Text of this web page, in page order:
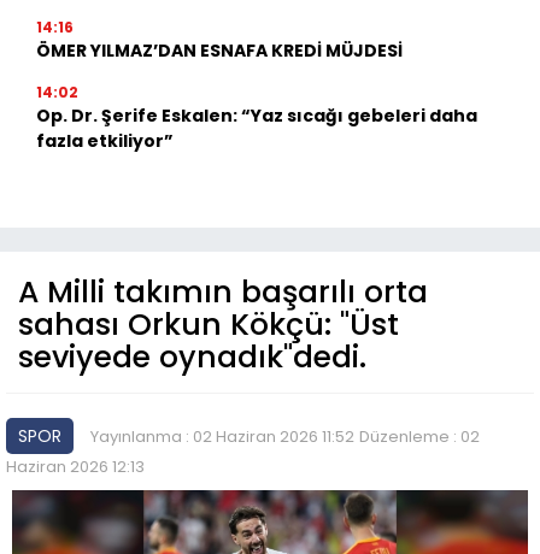
14:16
ÖMER YILMAZ’DAN ESNAFA KREDİ MÜJDESİ
14:02
Op. Dr. Şerife Eskalen: “Yaz sıcağı gebeleri daha
fazla etkiliyor”
A Milli takımın başarılı orta
sahası Orkun Kökçü: "Üst
seviyede oynadık"dedi.
SPOR Yayınlanma : 02 Haziran 2026 11:52 Düzenleme : 02
Haziran 2026 12:13